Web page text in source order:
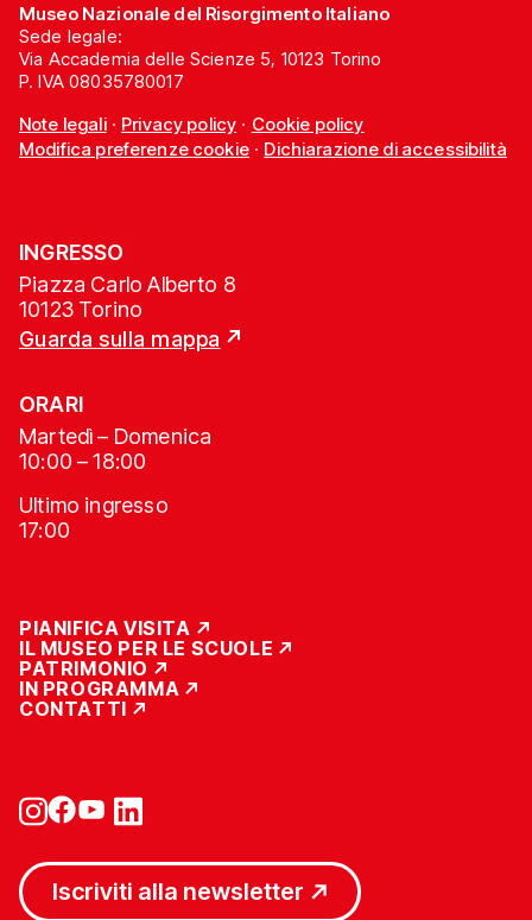
Museo Nazionale del Risorgimento Italiano
Sede legale:
Via Accademia delle Scienze 5, 10123 Torino
P. IVA 08035780017
Note legali· Privacy policy · Cookie policy
Modifica preferenze cookie· Dichiarazione di accessibilità
INGRESSO
Piazza Carlo Alberto 8
10123 Torino
Guarda sulla mappa
ORARI
Martedì – Domenica
10:00 – 18:00
Ultimo ingresso
17:00
PIANIFICA VISITA
IL MUSEO PER LE SCUOLE
PATRIMONIO
IN PROGRAMMA
CONTATTI
Iscriviti alla newsletter